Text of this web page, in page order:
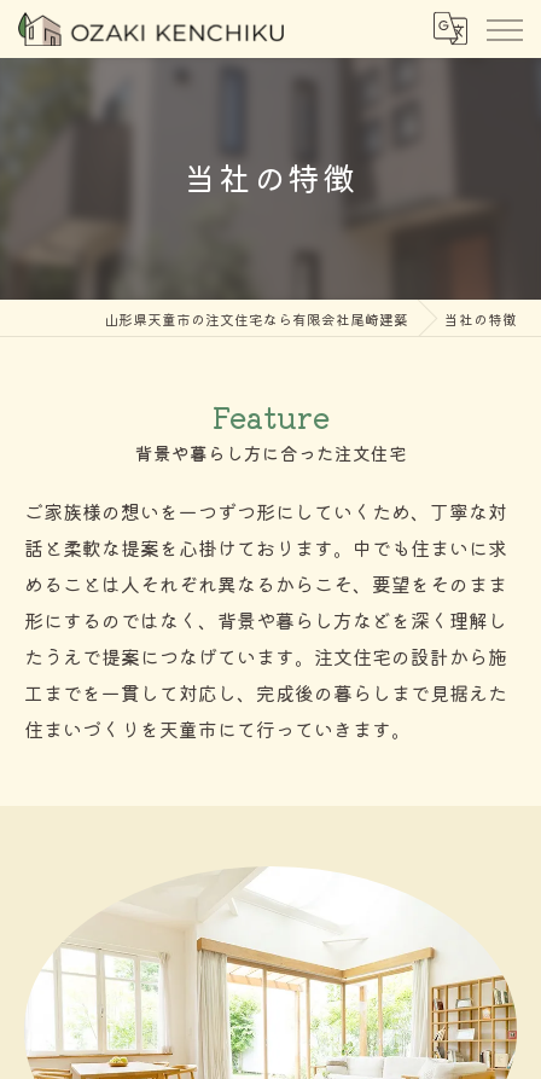
当社の特徴
山形県天童市の注文住宅なら有限会社尾崎建築 当社の特徴
背景や暮らし方に合った注文住宅
Feature
ご家族様の想いを一つずつ形にしていくため、丁寧な対
話と柔軟な提案を心掛けております。中でも住まいに求
めることは人それぞれ異なるからこそ、要望をそのまま
形にするのではなく、背景や暮らし方などを深く理解し
たうえで提案につなげています。注文住宅の設計から施
工までを一貫して対応し、完成後の暮らしまで見据えた
住まいづくりを天童市にて行っていきます。